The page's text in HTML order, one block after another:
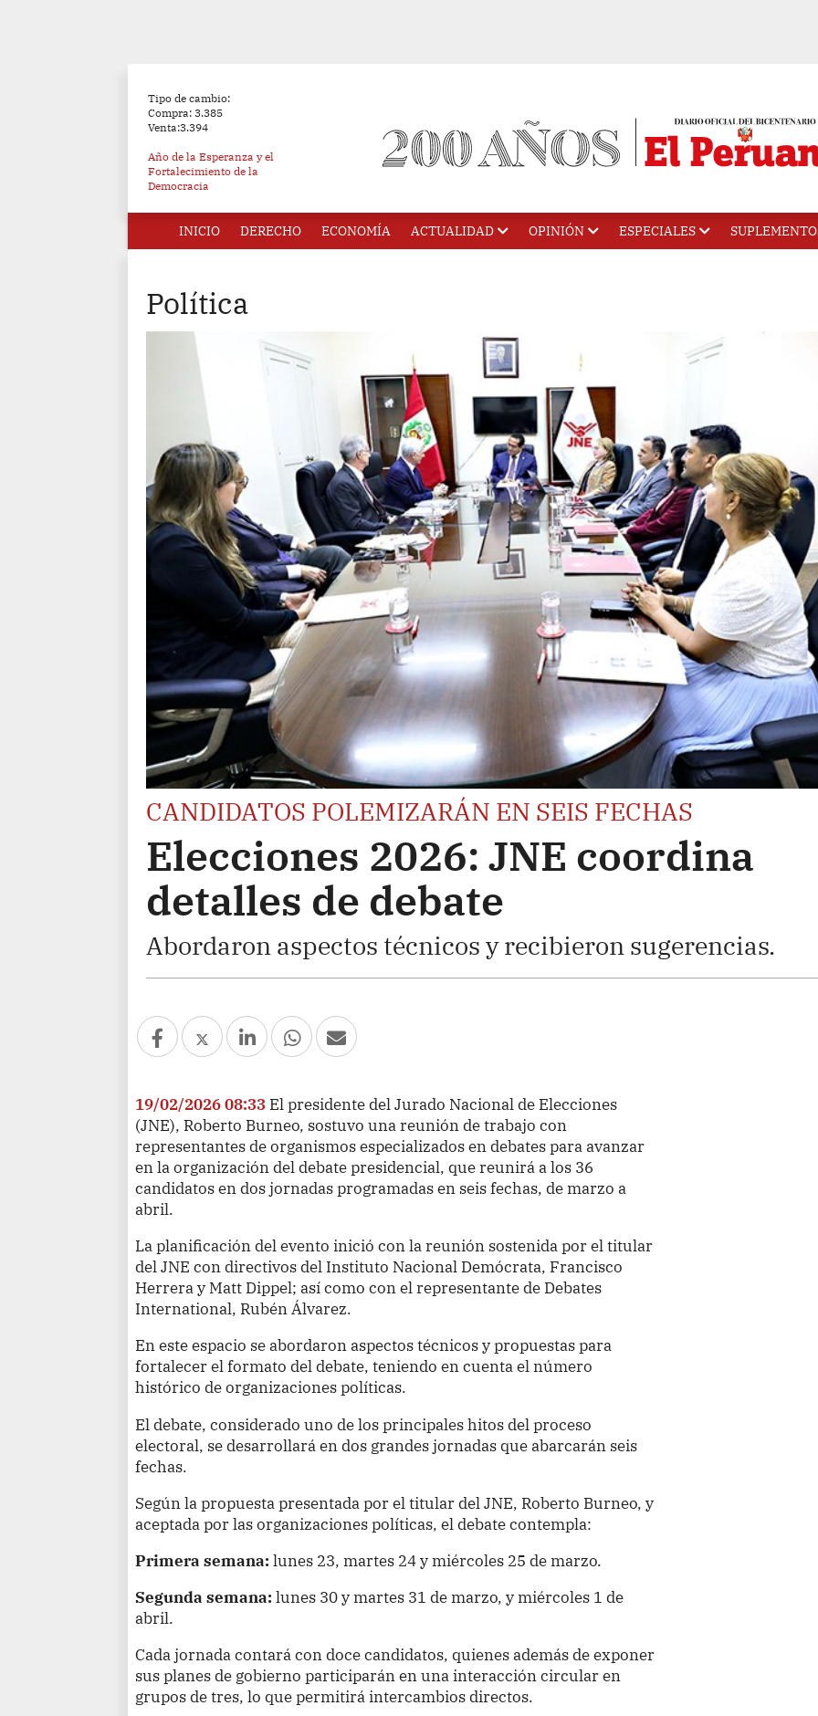
Tipo de cambio:
Compra: 3.385
Venta:3.394
Año de la Esperanza y el
Fortalecimiento de la
Democracia
INICIO DERECHO ECONOMÍA ACTUALIDAD OPINIÓN ESPECIALES
Política
CANDIDATOS POLEMIZARÁN EN SEIS FECHAS
Elecciones 2026: JNE coordina
detalles de debate
Abordaron aspectos técnicos y recibieron sugerencias.
19/02/2026 08:33 El presidente del Jurado Nacional de Elecciones
(JNE), Roberto Burneo, sostuvo una reunión de trabajo con
representantes de organismos especializados en debates para avanzar
en la organización del debate presidencial, que reunirá a los 36
candidatos en dos jornadas programadas en seis fechas, de marzo a
abril.
La planificación del evento inició con la reunión sostenida por el titular
del JNE con directivos del Instituto Nacional Demócrata, Francisco
Herrera y Matt Dippel; así como con el representante de Debates
International, Rubén Álvarez.
En este espacio se abordaron aspectos técnicos y propuestas para
fortalecer el formato del debate, teniendo en cuenta el número
histórico de organizaciones políticas.
El debate, considerado uno de los principales hitos del proceso
electoral, se desarrollará en dos grandes jornadas que abarcarán seis
fechas.
Según la propuesta presentada por el titular del JNE, Roberto Burneo, y
aceptada por las organizaciones políticas, el debate contempla:
Primera semana:lunes 23, martes 24 y miércoles 25 de marzo.
Segunda semana: lunes 30 y martes 31 de marzo, y miércoles 1 de
abril.
Cada jornada contará con doce candidatos, quienes además de exponer
sus planes de gobierno participarán en una interacción circular en
grupos de tres, lo que permitirá intercambios directos.